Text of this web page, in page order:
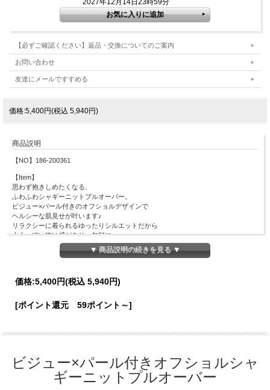
2027年12月14日23時59分
【必ずご確認ください】返品・交換についてのご案内
お問い合わせ
友達にメールですすめる
価格:5,400円(税込 5,940円)
商品説明
【NO】186-200361
【Item】
思わず抱きしめたくなる、
ふわふわシャギーニットプルオーバー。
ビジュー×パール付きのオフショルデザインで
ヘルシーな肌見せが叶います♪
リラクシーに着られるゆったりシルエットだから
大人っぽい抜け感があり、旬顔に。
いつものコーデに取り入れるだけで色香が薫る、
シーズンライクなあざと可愛い１枚です。
ナイロン61％、レーヨン25％、ポリエステル14％
総丈：42cm
袖丈：45cm
裾幅：34cm
#49 オフホワイト/#15 グレー/#01 ベージュ
▼ 商品説明の続きを見る ▼
価格:5,400円(税込 5,940円)
[ポイント還元 59ポイント～]
ビジュー×パール付きオフショルシャ
ギーニットプルオーバー